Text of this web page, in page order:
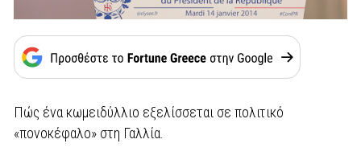
Πώς ένα κωμειδύλλιο εξελίσσεται σε πολιτικό
«πονοκέφαλο» στη Γαλλία.